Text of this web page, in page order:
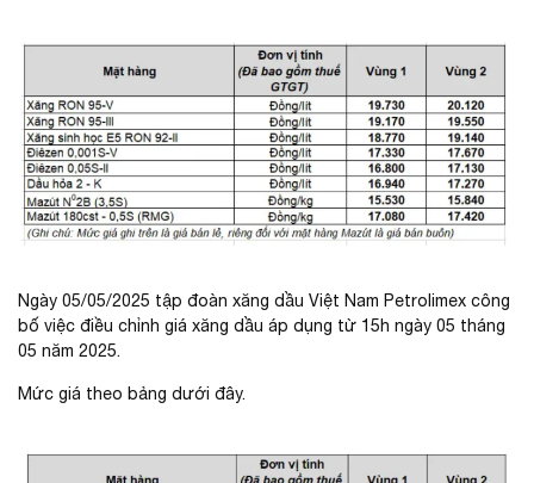
Ngày 05/05/2025 tập đoàn xăng dầu Việt Nam Petrolimex công
bố việc điều chỉnh giá xăng dầu áp dụng từ 15h ngày 05 tháng
05 năm 2025.
Mức giá theo bảng dưới đây.